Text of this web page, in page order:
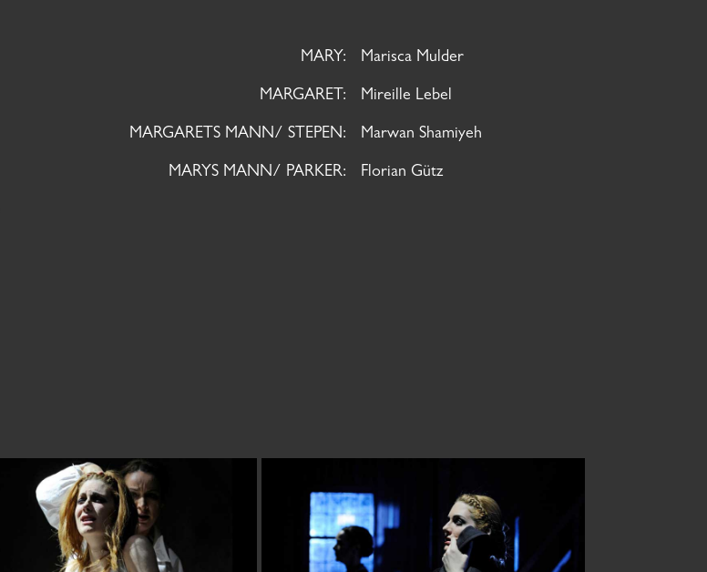
MARY: Marisca Mulder
MARGARET: Mireille Lebel
MARGARETS MANN/ STEPEN: Marwan Shamiyeh
MARYS MANN/ PARKER: Florian Gütz